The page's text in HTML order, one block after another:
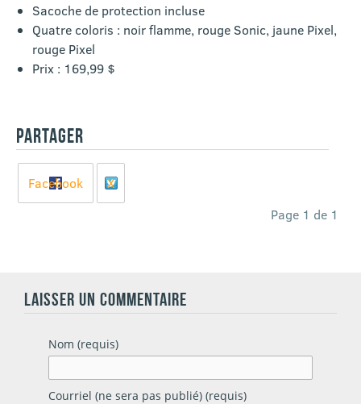
Sacoche de protection incluse
Quatre coloris : noir flamme, rouge Sonic, jaune Pixel,
rouge Pixel
Prix : 169,99 $
PARTAGER
Facebook
X
Page 1 de 1
LAISSER UN COMMENTAIRE
Nom (requis)
Courriel (ne sera pas publié) (requis)